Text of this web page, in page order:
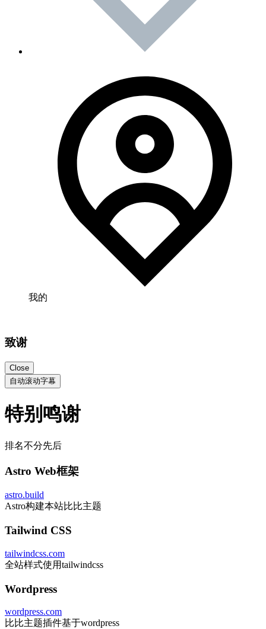
我的
致谢
Close
自动滚动字幕
特别鸣谢
排名不分先后
Astro Web框架
astro.build
Astro构建本站比比主题
Tailwind CSS
tailwindcss.com
全站样式使用tailwindcss
Wordpress
wordpress.com
比比主题插件基于wordpress